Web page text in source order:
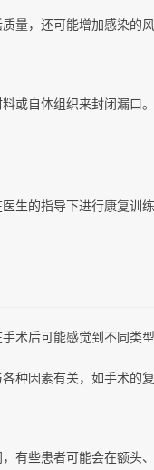
量，还可能增加感染的
或自体组织来封闭漏口
生的指导下进行康复训
术后可能感觉到不同类
种因素有关，如手术的
有些患者可能会在额头